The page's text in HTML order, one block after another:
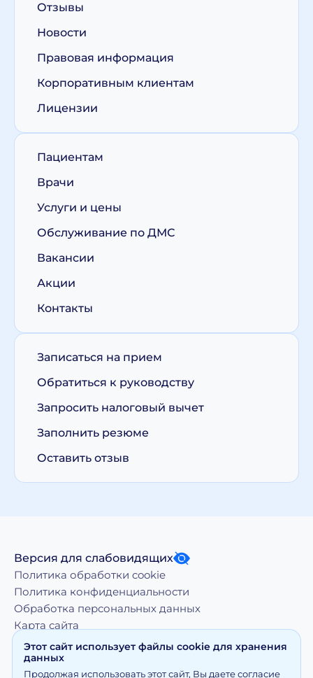
Отзывы
Новости
Правовая информация
Корпоративным клиентам
Лицензии
Пациентам
Врачи
Услуги и цены
Обслуживание по ДМС
Вакансии
Акции
Контакты
Записаться на прием
Обратиться к руководству
Запросить налоговый вычет
Заполнить резюме
Оставить отзыв
Версия для слабовидящих
Политика обработки cookie
Политика конфиденциальности
Обработка персональных данных
Карта сайта
Этот сайт использует файлы cookie для хранения
данных
Продолжая использовать этот сайт, Вы даете согласие